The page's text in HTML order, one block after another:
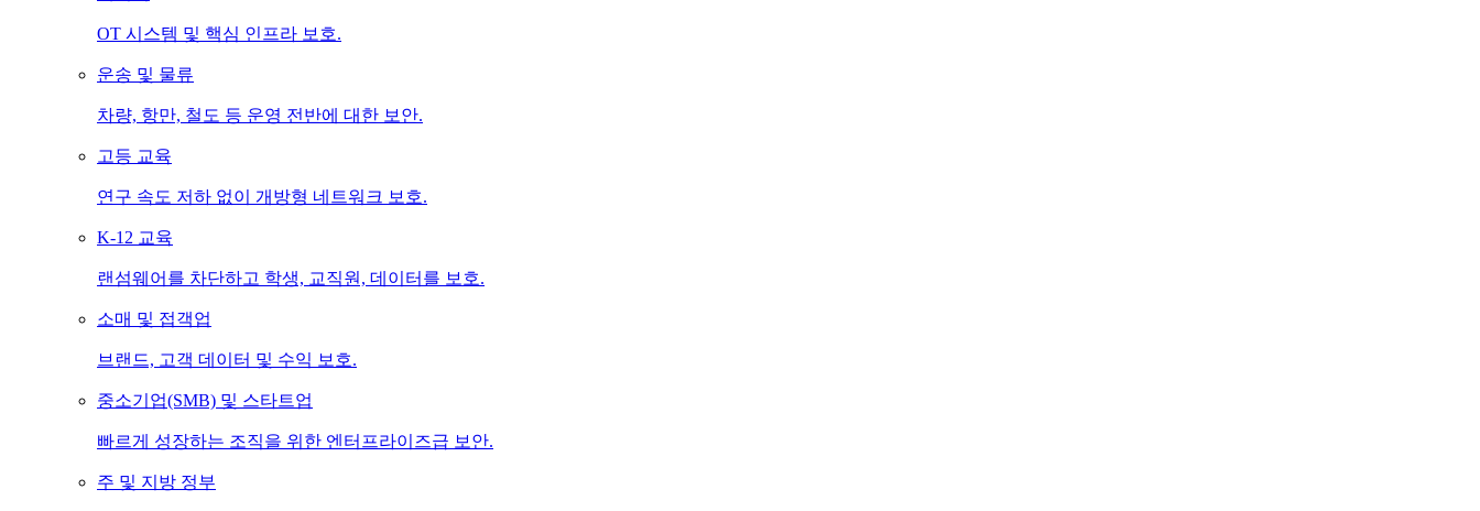
OT 시스템 및 핵심 인프라 보호.
운송 및 물류
차량, 항만, 철도 등 운영 전반에 대한 보안.
고등 교육
연구 속도 저하 없이 개방형 네트워크 보호.
K-12 교육
랜섬웨어를 차단하고 학생, 교직원, 데이터를 보호.
소매 및 접객업
브랜드, 고객 데이터 및 수익 보호.
중소기업(SMB) 및 스타트업
빠르게 성장하는 조직을 위한 엔터프라이즈급 보안.
주 및 지방 정부